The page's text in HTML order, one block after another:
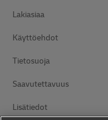
Lakiasiaa
Käyttöehdot
Tietosuoja
Saavutettavuus
Lisätiedot